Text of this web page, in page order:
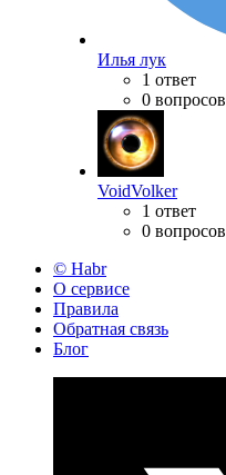
Илья лук
1 ответ
0 вопросов
VoidVolker
1 ответ
0 вопросов
© Habr
О сервисе
Правила
Обратная связь
Блог